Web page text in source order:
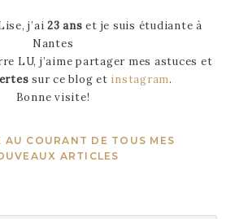
j’ai 23 anset je suis étudiante à
Nantes
LU, j’aime partager mes astuces et
sur ce blog et instagram.
Bonne visite!
AU COURANT DE TOUS MES
ARTICLES